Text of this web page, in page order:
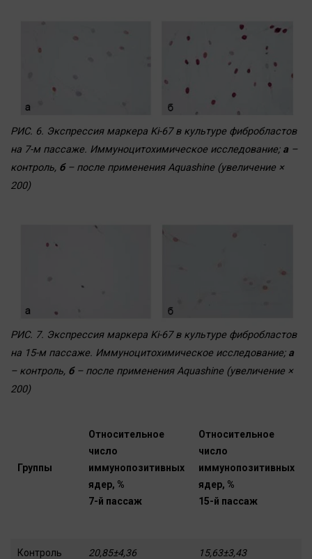
РИС. 6. Экспрессия маркера Ki-67 в культуре фибробластов
на 7-м пассаже. Иммуноцитохимическое исследование; а –
контроль, б– после применения Aquashine (увеличение ×
200)
РИС. 7. Экспрессия маркера Ki-67 в культуре фибробластов
на 15-м пассаже. Иммуноцитохимическое исследование; а
– контроль, б– после применения Aquashine (увеличение ×
200)
Группы
Относительное
число
иммунопозитивных
ядер, %
7-й пассаж
Относительное
число
иммунопозитивных
ядер, %
15-й пассаж
Контроль 20,85±4,36 15,63±3,43